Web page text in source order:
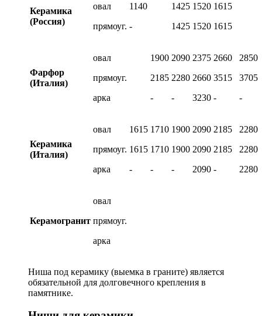
Керамика
(Россия)
овал
прямоуг.
1140
-
1425
1425
1520
1520
1615
1615
Фарфор
(Италия)
овал
прямоуг.
арка
1900
2185
-
2090
2280
-
2375
2660
3230
2660
3515
-
2850
3705
-
Керамика
(Италия)
овал
прямоуг.
арка
1615
1615
-
1710
1710
-
1900
1900
-
2090
2090
2090
2185
2185
-
2280
2280
2280
Керамогранит
овал
прямоуг.
арка
Ниша под керамику (выемка в граните) является
обязательной для долговечного крепления в
памятнике.